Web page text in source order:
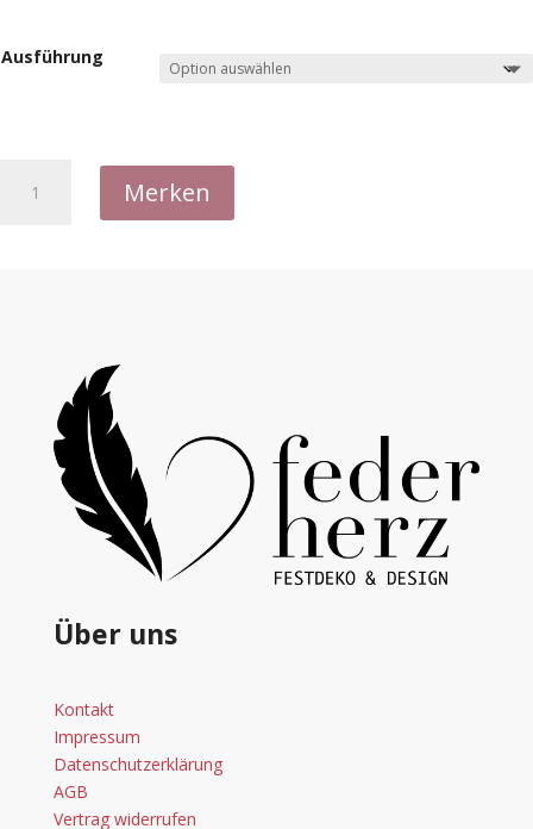
Ausführung
Merken
Über uns
Kontakt
Impressum
Datenschutzerklärung
AGB
Vertrag widerrufen